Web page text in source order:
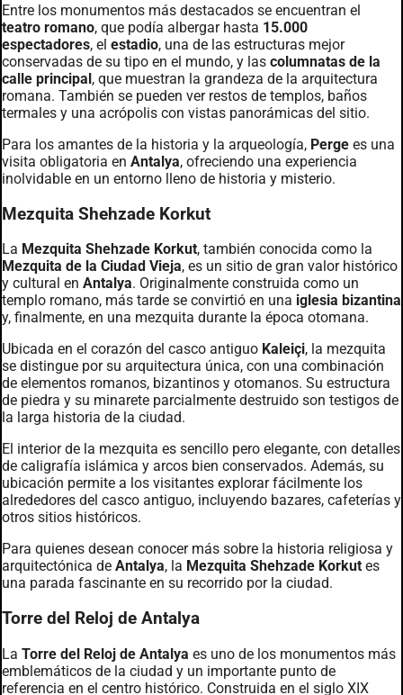
Entre los monumentos más destacados se encuentran el
teatro romano, que podía albergar hasta 15.000
espectadores, el estadio, una de las estructuras mejor
conservadas de su tipo en el mundo, y las columnatas de la
calle principal, que muestran la grandeza de la arquitectura
romana. También se pueden ver restos de templos, baños
termales y una acrópolis con vistas panorámicas del sitio.
Para los amantes de la historia y la arqueología, Perge es una
visita obligatoria en Antalya, ofreciendo una experiencia
inolvidable en un entorno lleno de historia y misterio.
Mezquita Shehzade Korkut
La Mezquita Shehzade Korkut, también conocida como la
Mezquita de la Ciudad Vieja, es un sitio de gran valor histórico
y cultural en Antalya. Originalmente construida como un
templo romano, más tarde se convirtió en una iglesia bizantina
y, finalmente, en una mezquita durante la época otomana.
Ubicada en el corazón del casco antiguo Kaleiçi, la mezquita
se distingue por su arquitectura única, con una combinación
de elementos romanos, bizantinos y otomanos. Su estructura
de piedra y su minarete parcialmente destruido son testigos de
la larga historia de la ciudad.
El interior de la mezquita es sencillo pero elegante, con detalles
de caligrafía islámica y arcos bien conservados. Además, su
ubicación permite a los visitantes explorar fácilmente los
alrededores del casco antiguo, incluyendo bazares, cafeterías y
otros sitios históricos.
Para quienes desean conocer más sobre la historia religiosa y
arquitectónica de Antalya, la Mezquita Shehzade Korkut es
una parada fascinante en su recorrido por la ciudad.
Torre del Reloj de Antalya
La Torre del Reloj de Antalya es uno de los monumentos más
emblemáticos de la ciudad y un importante punto de
referencia en el centro histórico. Construida en el siglo XIX